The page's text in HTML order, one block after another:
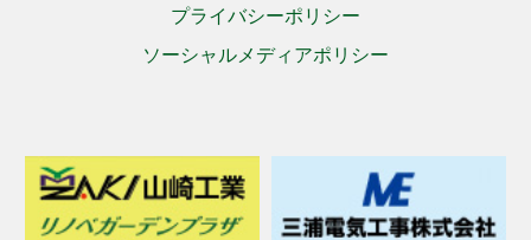
プライバシーポリシー
ソーシャルメディアポリシー